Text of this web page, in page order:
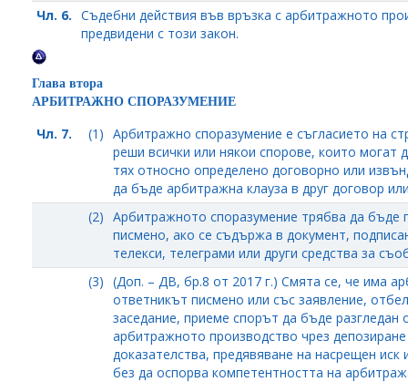
Чл. 6. Съдебни действия във връзка с арбитражното
предвидени с този закон.
Глава втора
АРБИТРАЖНО СПОРАЗУМЕНИЕ
Чл. 7. (1) Арбитражно споразумение е съгласието на
реши всички или някои спорове, които могат
тях относно определено договорно или
да бъде арбитражна клауза в друг договор
(2) Арбитражното споразумение трябва да бъде
писмено, ако се съдържа в документ,
телекси, телеграми или други средства за
(3) (Доп. – ДВ, бр.8 от 2017 г.) Смята се, че има
ответникът писмено или със заявление,
заседание, приеме спорът да бъде разгледан
арбитражното производство чрез
доказателства, предявяване на насрещен
без да оспорва компетентността на